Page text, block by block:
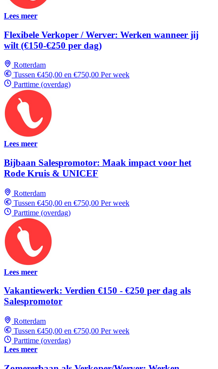
Lees meer
Flexibele Verkoper / Werver: Werken wanneer jij
wilt (€150-€250 per dag)
Rotterdam
Tussen €450,00 en €750,00 Per week
Parttime (overdag)
Lees meer
Bijbaan Salespromotor: Maak impact voor het
Rode Kruis & UNICEF
Rotterdam
Tussen €450,00 en €750,00 Per week
Parttime (overdag)
Lees meer
Vakantiewerk: Verdien €150 - €250 per dag als
Salespromotor
Rotterdam
Tussen €450,00 en €750,00 Per week
Parttime (overdag)
Lees meer